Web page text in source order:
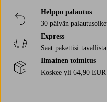
Helppo palautus
30 päivän
Express
Saat pakettisi
Ilmainen toimitus
Koskee yli 64,90